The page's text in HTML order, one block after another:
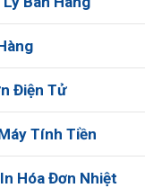
Điện Tử
Tính Tiền
Hóa Đơn Nhiệt